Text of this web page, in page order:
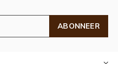
ABONNEER